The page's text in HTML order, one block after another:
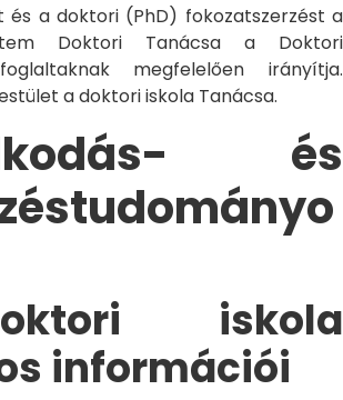
és a doktori (PhD) fokozatszerzést a
Doktori Tanácsa a Doktori
megfelelően irányítja.
a doktori iskola Tanácsa.
és
iskola
információi